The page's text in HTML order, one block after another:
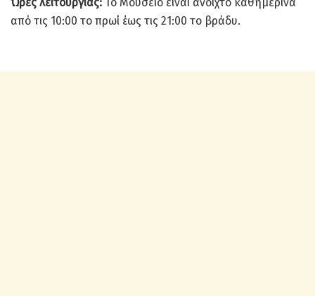
από τις 10:00 το πρωί έως τις 21:00 το βράδυ.